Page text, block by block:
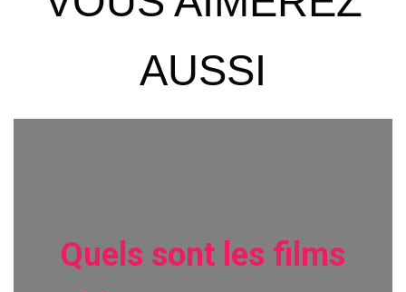
AUSSI
Quels sont les films